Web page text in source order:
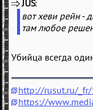
JUS
вот хеви рейн -
там любое
Убийца всегда
http://rusut.ru/
https://